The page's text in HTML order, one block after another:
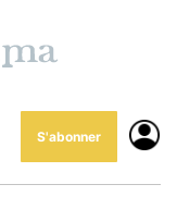
S'abonner